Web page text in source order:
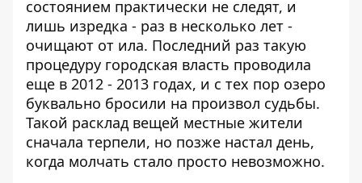
состоянием практически не следят, и
лишь изредка - раз в несколько лет -
очищают от ила. Последний раз такую
процедуру городская власть проводила
еще в 2012 - 2013 годах, и с тех пор озеро
буквально бросили на произвол судьбы.
Такой расклад вещей местные жители
сначала терпели, но позже настал день,
когда молчать стало просто невозможно.